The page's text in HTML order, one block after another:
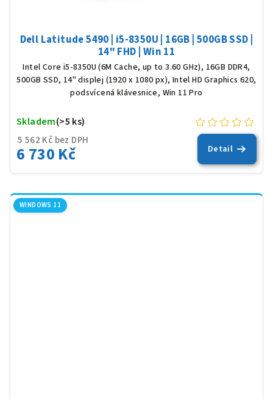
Dell Latitude 5490 | i5-8350U | 16GB | 500GB SSD |
14" FHD | Win 11
Intel Core i5-8350U (6M Cache, up to 3.60 GHz), 16GB DDR4,
500GB SSD, 14" displej (1920 x 1080 px), Intel HD Graphics 620,
podsvícená klávesnice, Win 11 Pro
5 562 Kč bez DPH
6 730 Kč
Skladem(>5 ks)
Detail
WINDOWS 11